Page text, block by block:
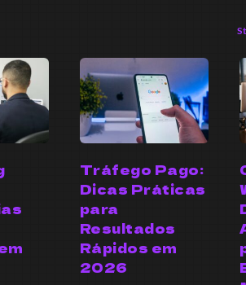
Tráfego Pago:
Dicas Práticas
para
Resultados
Rápidos em
2026